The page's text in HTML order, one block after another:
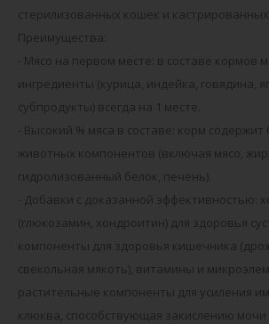
стерилизованных кошек и кастрированных
Преимущества:
- Мясо на первом месте: в составе кормов
ингредиенты (курица, индейка, говядина,
субпродукты) всегда на 1 месте.
- Высокий % мяса в составе: корм содержит
животных компонентов (включая мясо,
гидролизованный белок, печень).
- Добавки с доказанной эффективностью:
(глюкозамин, хондроитин) для здоровья
компоненты для здоровья кишечника
свекольная мякоть), витамины и
растительные компоненты для усиления
клюква, способствующая закислению